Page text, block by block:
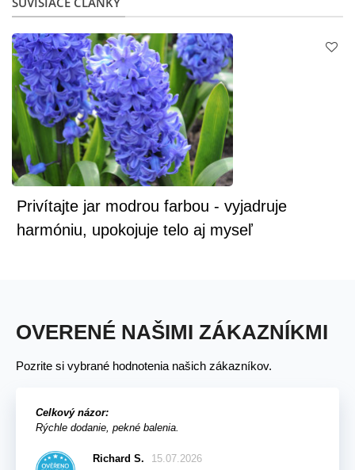
Privítajte jar modrou farbou - vyjadruje
harmóniu, upokojuje telo aj myseľ
OVERENÉ NAŠIMI ZÁKAZNÍKMI
Pozrite si vybrané hodnotenia našich zákazníkov.
Celkový názor:
Rýchle dodanie, pekné balenia.
Richard S. 15.07.2026